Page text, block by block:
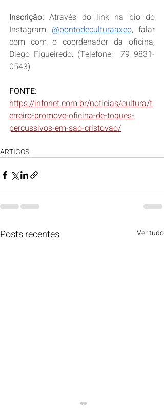
Inscrição: Através do link na bio do
Instagram @pontodeculturaaxeo, falar
com com o coordenador da oficina,
Diego Figueiredo: (Telefone:  79 9831-
0543)
FONTE:
https://infonet.com.br/noticias/cultura/t
erreiro-promove-oficina-de-toques-
percussivos-em-sao-cristovao/
ARTIGOS
Posts recentes Ver tudo